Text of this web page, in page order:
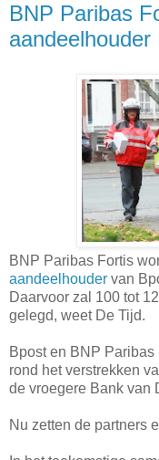
BNP Paribas
BNP Paribas Fortis
aandeelhouder van
Daarvoor zal 100 tot
gelegd, weet De Tijd.
Bpost en BNP
rond het verstrekken
de vroegere Bank van
Nu zetten de partners